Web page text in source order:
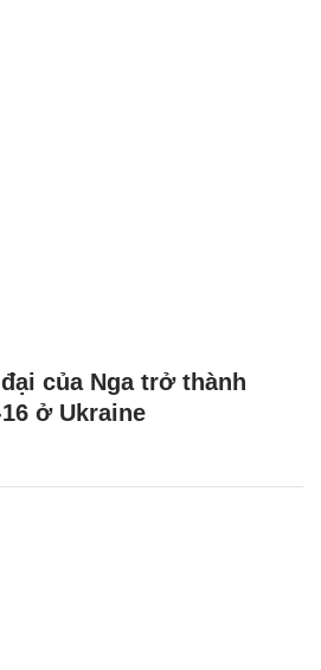
của Nga trở thành
16 ở Ukraine